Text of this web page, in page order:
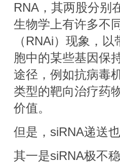
RNA，其两股分别
生物学上有许多不
（RNAi）现象，
胞中的某些基因保
途径，例如抗病毒
类型的靶向治疗药
价值。
但是，siRNA递送
其一是siRNA极不